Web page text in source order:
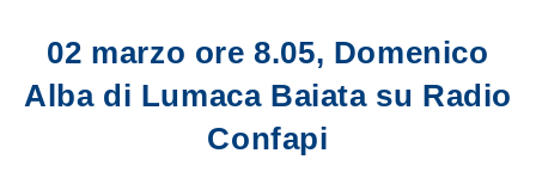
02 marzo ore 8.05, Domenico
Alba di Lumaca Baiata su Radio
Confapi